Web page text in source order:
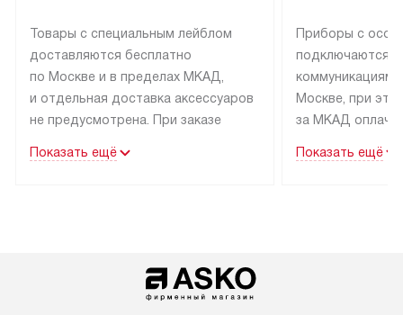
Товары с специальным лейблом
доставляются бесплатно
по Москве и в пределах МКАД,
и отдельная доставка аксессуаров
не предусмотрена. При заказе
рекомендуем обсудить
в течение трех дней. Если вам
интересен товар «Под заказ»,
Показать ещё
Приборы с
подключаются к
коммуникациям
Москве, при
за МКАД
партнера
Показать ещё